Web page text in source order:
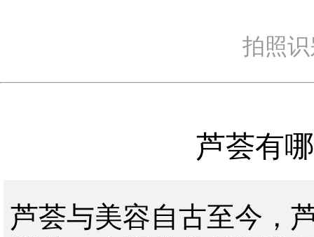
拍照
芦荟有
芦荟与美容自古至今，